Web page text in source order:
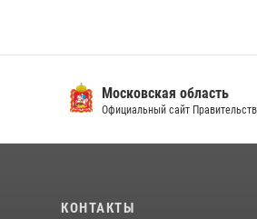
Московская область
Официальный сайт Правительства
КОНТАКТЫ